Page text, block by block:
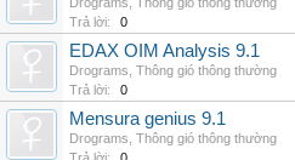
Trả lời:
0
EDAX OIM Analysis 9.1
Drograms Thông gió thông thường
Trả lời:
0
Mensura genius 9.1
Drograms Thông gió thông thường